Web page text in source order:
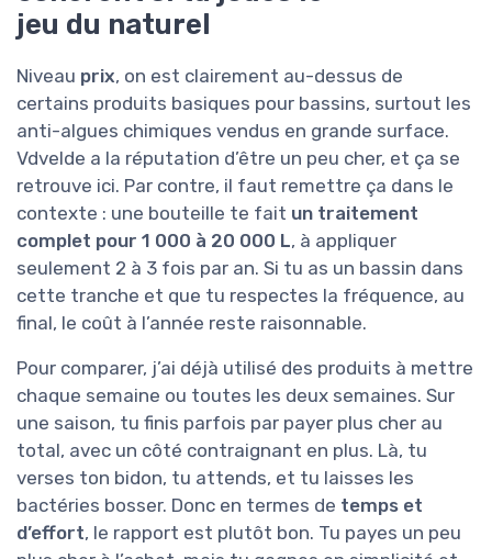
jeu du naturel
Niveau prix, on est clairement au-dessus de
certains produits basiques pour bassins, surtout les
anti-algues chimiques vendus en grande surface.
Vdvelde a la réputation d’être un peu cher, et ça se
retrouve ici. Par contre, il faut remettre ça dans le
contexte : une bouteille te fait un traitement
complet pour 1 000 à 20 000 L, à appliquer
seulement 2 à 3 fois par an. Si tu as un bassin dans
cette tranche et que tu respectes la fréquence, au
final, le coût à l’année reste raisonnable.
Pour comparer, j’ai déjà utilisé des produits à mettre
chaque semaine ou toutes les deux semaines. Sur
une saison, tu finis parfois par payer plus cher au
total, avec un côté contraignant en plus. Là, tu
verses ton bidon, tu attends, et tu laisses les
bactéries bosser. Donc en termes de temps et
d’effort, le rapport est plutôt bon. Tu payes un peu